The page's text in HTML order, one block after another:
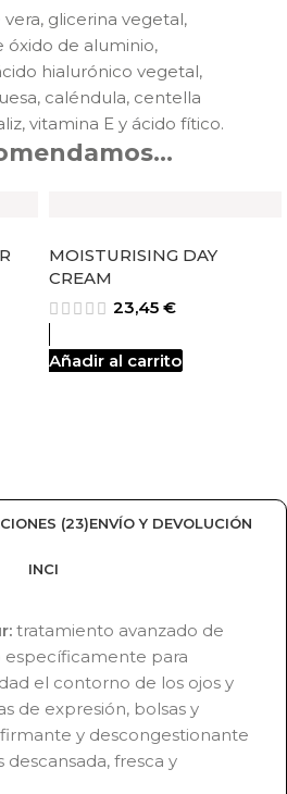
glicerina vegetal,
óxido de aluminio,
hialurónico vegetal,
caléndula, centella
vitamina E y ácido fítico.
MOISTURISING DAY
CREAM
23,45 €
Añadir al carrito
(23)ENVÍO Y DEVOLUCIÓN
INCI
tratamiento avanzado de
para
el contorno de los ojos y
de expresión, bolsas y
y descongestionante
descansada, fresca y